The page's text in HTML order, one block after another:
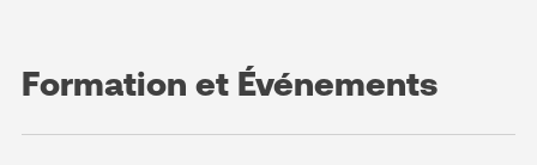
Formation et Événements